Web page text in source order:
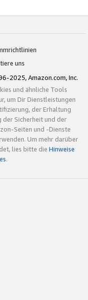
uns
2025, Amazon.com, Inc.
und ähnliche Tools
um Dir Dienstleistungen
der Erhaltung
der Sicherheit und der
Seiten und -Dienste
Um mehr darüber
lies bitte die Hinweise
.